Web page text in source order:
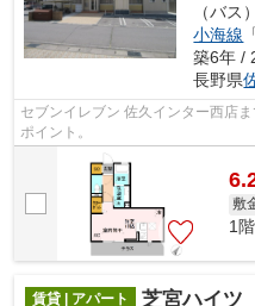
（バス
小海線
築6年 /
長野県
セブンイレブン 佐久インター西店
ポイント。
敷
1
賃貸 | アパート 芝宮ハイツ